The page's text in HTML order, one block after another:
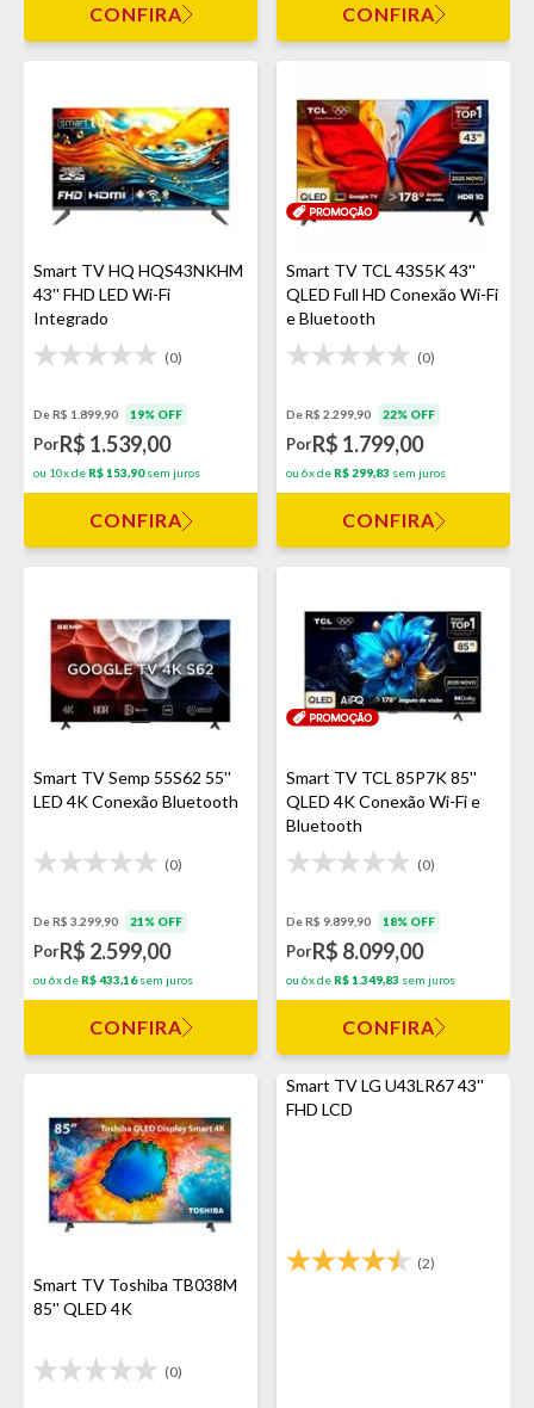
CONFIRA CONFIRA
Smart TV HQ HQS43NKHM
43'' FHD LED Wi-Fi
Integrado
(0)
De R$ 1.899,90 19% OFF
PorR$ 1.539,00
ou 10x de R$ 153,90sem juros
CONFIRA
Smart TV TCL 43S5K 43''
QLED Full HD Conexão Wi-Fi
e Bluetooth
(0)
De R$ 2.299,90 22% OFF
PorR$ 1.799,00
ou 6x de R$ 299,83 sem juros
CONFIRA
Smart TV Semp 55S62 55''
LED 4K Conexão Bluetooth
(0)
De R$ 3.299,90 21% OFF
PorR$ 2.599,00
ou 6x de R$ 433,16sem juros
CONFIRA
Smart TV TCL 85P7K 85''
QLED 4K Conexão Wi-Fi e
Bluetooth
(0)
De R$ 9.899,90 18% OFF
PorR$ 8.099,00
ou 6x de R$ 1.349,83 sem juros
CONFIRA
Smart TV Toshiba TB038M
85'' QLED 4K
(0)
Smart TV LG U43LR67 43''
FHD LCD
(2)